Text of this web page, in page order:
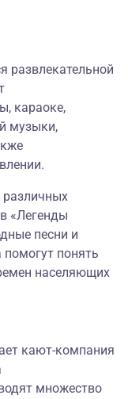
развлекательной
караоке,
музыки,
различных
«Легенды
песни и
понять
населяющих
кают-компания
множество